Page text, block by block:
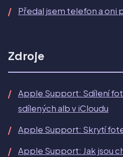
Předal jsem telefon a oni
Zdroje
Apple Support: Sdílení
sdílených alb v iCloudu
Apple Support: Skrytí
Apple Support: Jak jsou